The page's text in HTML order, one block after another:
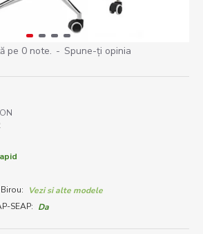
pe 0 note. - Spune-ţi opinia
Vezi si alte modele
SEAP: Da